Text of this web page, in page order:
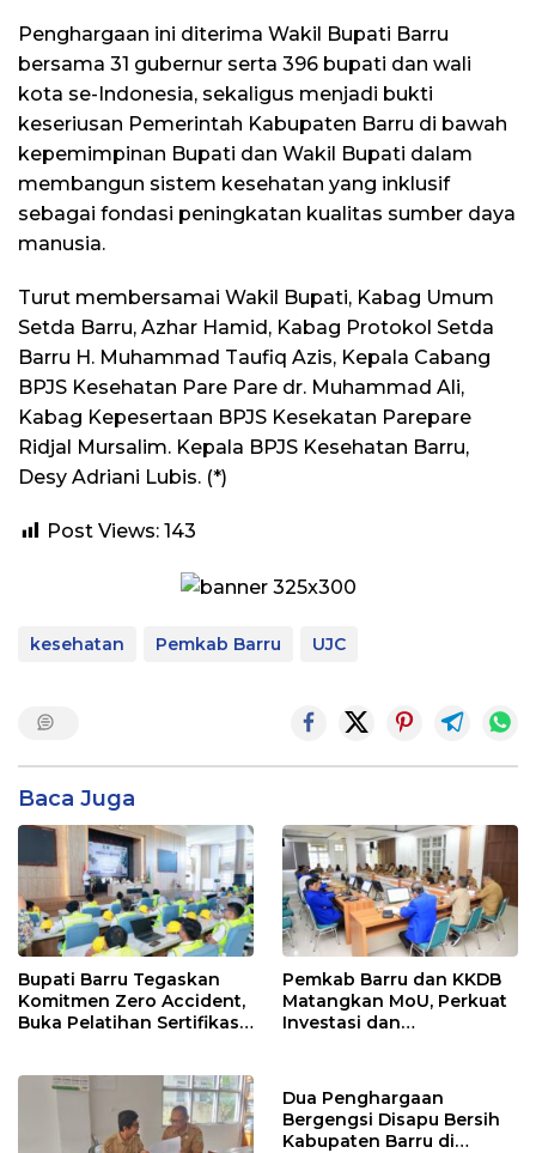
Penghargaan ini diterima Wakil Bupati Barru
bersama 31 gubernur serta 396 bupati dan wali
kota se-Indonesia, sekaligus menjadi bukti
keseriusan Pemerintah Kabupaten Barru di bawah
kepemimpinan Bupati dan Wakil Bupati dalam
membangun sistem kesehatan yang inklusif
sebagai fondasi peningkatan kualitas sumber daya
manusia.
Turut membersamai Wakil Bupati, Kabag Umum
Setda Barru, Azhar Hamid, Kabag Protokol Setda
Barru H. Muhammad Taufiq Azis, Kepala Cabang
BPJS Kesehatan Pare Pare dr. Muhammad Ali,
Kabag Kepesertaan BPJS Kesekatan Parepare
Ridjal Mursalim. Kepala BPJS Kesehatan Barru,
Desy Adriani Lubis. (*)
Post Views: 143
kesehatan Pemkab Barru UJC
Baca Juga
Bupati Barru Tegaskan
Komitmen Zero Accident,
Buka Pelatihan Sertifikasi
Pemkab Barru dan KKDB
Matangkan MoU, Perkuat
Investasi dan
Dua Penghargaan
Bergengsi Disapu Bersih
Kabupaten Barru di